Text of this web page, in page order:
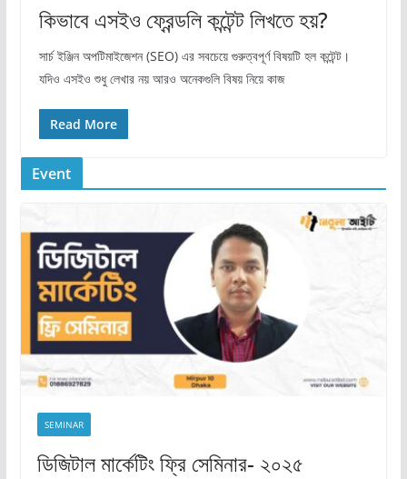
কিভাবে এসইও ফ্রেন্ডলি কন্টেন্ট লিখতে হয়?
সার্চ ইঞ্জিন অপটিমাইজেশন (SEO) এর সবচেয়ে গুরুত্বপূর্ণ বিষয়টি হল কন্টেন্ট।
যদিও এসইও শুধু লেখার নয় আরও অনেকগুলি বিষয় নিয়ে কাজ
Read More
Event
SEMINAR
ডিজিটাল মার্কেটিং ফ্রি সেমিনার- ২০২৫